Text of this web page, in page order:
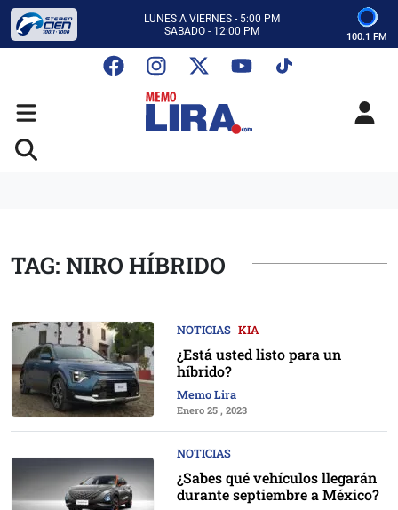
LUNES A VIERNES - 5:00 PM
SABADO - 12:00 PM
CON MEMO LIRA Y SU EQUIPO
LUNES A VIERNES - 5:00 PM
SABADO - 12:00 PM
100.1 FM
TAG: NIRO HÍBRIDO
NOTICIAS KIA
¿Está usted listo para un
híbrido?
Memo Lira
Enero 25 , 2023
NOTICIAS
¿Sabes qué vehículos llegarán
durante septiembre a México?